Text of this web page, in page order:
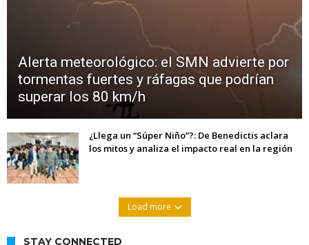
Alerta meteorológico: el SMN advierte por
tormentas fuertes y ráfagas que podrían
superar los 80 km/h
¿Llega un “Súper Niño”?: De Benedictis aclara
los mitos y analiza el impacto real en la región
Load more
STAY CONNECTED